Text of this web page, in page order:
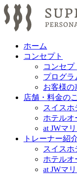
ホーム
コンセプト
コンセプ
プログラ
お客様の
店舗・料金の
スイス
ホテルオ
at JWマ
トレーナー紹
スイス
ホテルオ
at JWマ